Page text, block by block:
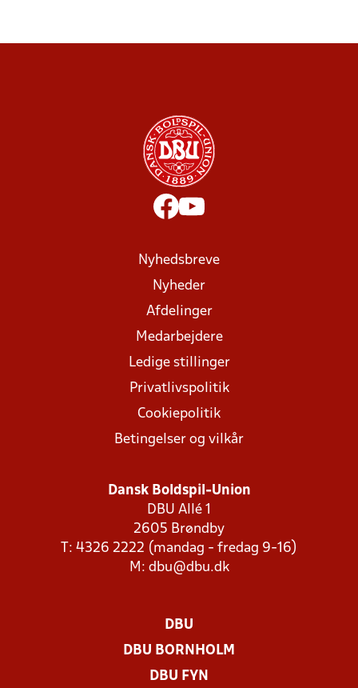
Nyhedsbreve
Nyheder
Afdelinger
Medarbejdere
Ledige stillinger
Privatlivspolitik
Cookiepolitik
Betingelser og vilkår
Dansk Boldspil-Union
DBU Allé 1
2605 Brøndby
T: 4326 2222 (mandag - fredag 9-16)
M: dbu@dbu.dk
DBU
DBU BORNHOLM
DBU FYN